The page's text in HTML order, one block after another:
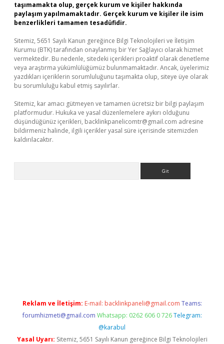
taşımamakta olup, gerçek kurum ve kişiler hakkında
paylaşım yapılmamaktadır. Gerçek kurum ve kişiler ile isim
benzerlikleri tamamen tesadüfidir.
Sitemiz, 5651 Sayılı Kanun gereğince Bilgi Teknolojileri ve İletişim
Kurumu (BTK) tarafından onaylanmış bir Yer Sağlayıcı olarak hizmet
vermektedir. Bu nedenle, sitedeki içerikleri proaktif olarak denetleme
veya araştırma yükümlülüğümüz bulunmamaktadır. Ancak, üyelerimiz
yazdıkları içeriklerin sorumluluğunu taşımakta olup, siteye üye olarak
bu sorumluluğu kabul etmiş sayılırlar.
Sitemiz, kar amacı gütmeyen ve tamamen ücretsiz bir bilgi paylaşım
platformudur. Hukuka ve yasal düzenlemelere aykırı olduğunu
düşündüğünüz içerikleri, backlinkpanelicomtr@gmail.com adresine
bildirmeniz halinde, ilgili içerikler yasal süre içerisinde sitemizden
kaldırılacaktır.
Reklam ve İletişim: E-mail: backlinkpaneli@gmail.com Teams:
forumhizmeti@gmail.com Whatsapp: 0262 606 0 726 Telegram:
@karabul
Yasal Uyarı: Sitemiz, 5651 Sayılı Kanun gereğince Bilgi Teknolojileri